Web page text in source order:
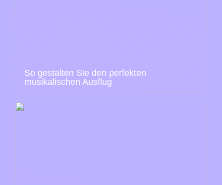
So gestalten Sie den perfekten
musikalischen Ausflug